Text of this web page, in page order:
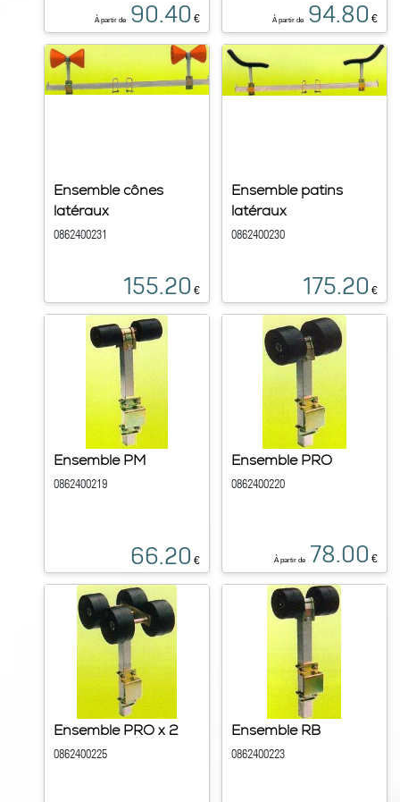
À partir de 90.40 € À partir de 94.80 €
Ensemble cônes
latéraux
0862400231
155.20 €
Ensemble patins
latéraux
0862400230
175.20 €
Ensemble PM
0862400219
66.20 €
Ensemble PRO
0862400220
À partir de 78.00 €
Ensemble PRO x 2
0862400225
Ensemble RB
0862400223